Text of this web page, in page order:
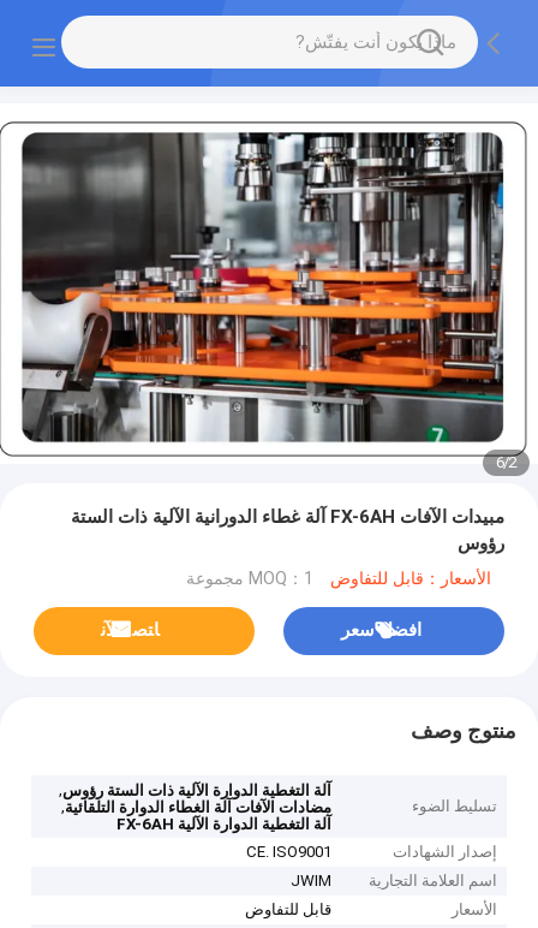
2
/
6
مبيدات الآفات FX-6AH آلة غطاء الدورانية الآلية ذات الستة
رؤوس
الأسعار：قابل للتفاوض MOQ：1 مجموعة
افضل سعر ﺎﺘﺼﻟ ﺍﻶﻧ
منتوج وصف
تسليط الضوء
آلة التغطية الدوارة الآلية ذات الستة رؤوس,
مضادات الآفات آلة الغطاء الدوارة التلقائية,
آلة التغطية الدوارة الآلية FX-6AH
إصدار الشهادات
CE. ISO9001
اسم العلامة التجارية
JWIM
الأسعار
قابل للتفاوض